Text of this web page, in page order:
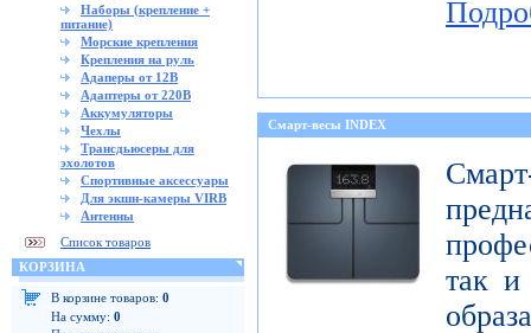
Наборы (крепление +
питание)
Морские крепления
Крепления на руль
Адаперы от 12В
Адаптеры от 220В
Аккумуляторы
Чехлы
Трансдьюсеры для
эхолотов
Спортивные аксессуары
Для экшн-камеры VIRB
Антенны
Список товаров
КОРЗИНА
В корзине товаров: 0
На сумму: 0
Смарт-весы INDEX
так и